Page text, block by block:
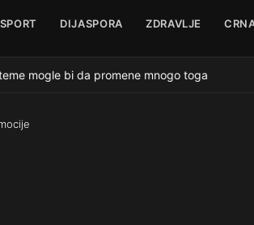
SPORT DIJASPORA ZDRAVLJE
mogle bi da promene mnogo toga